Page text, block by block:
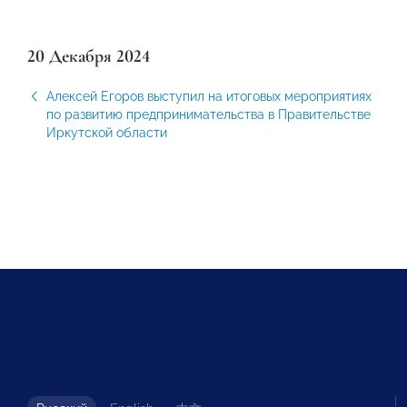
20 Декабря 2024
Алексей Егоров выступил на итоговых мероприятиях
по развитию предпринимательства в Правительстве
Иркутской области